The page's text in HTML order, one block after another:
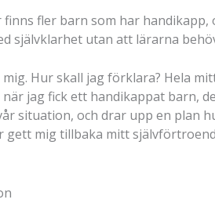
fler barn som har
självklarhet utan att lärarna
Hur skall jag förklara? Hela
jag fick ett handikappat barn,
situation, och drar upp en plan
mig tillbaka mitt